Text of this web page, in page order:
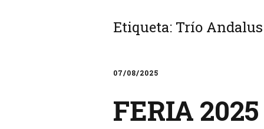
Etiqueta: Trío Andalus
07/08/2025
FERIA 2025